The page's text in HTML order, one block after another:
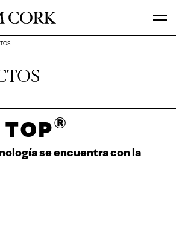
®
se encuentra con la